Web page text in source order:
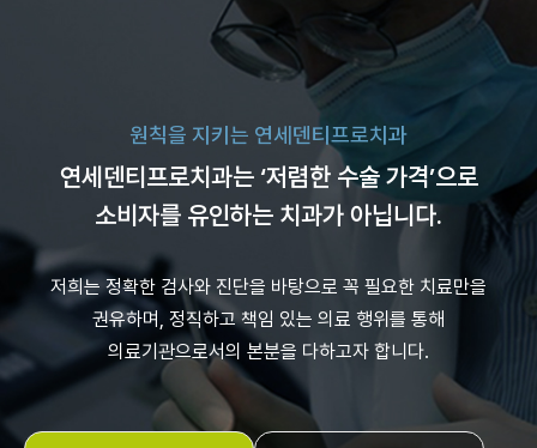
원칙을 지키는 연세덴티프로치과
연세덴티프로치과는 ‘저렴한 수술 가격’으로
소비자를 유인하는 치과가 아닙니다.
저희는 정확한 검사와 진단을 바탕으로 꼭 필요한 치료만을
권유하며, 정직하고 책임 있는 의료 행위를 통해
의료기관으로서의 본분을 다하고자 합니다.